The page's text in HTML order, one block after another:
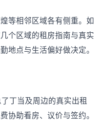
等相邻区域各有侧重。如
个区域的租房指南与真实
地点与生活偏好做决定。
丁当及周边的真实出租
协助看房、议价与签约。